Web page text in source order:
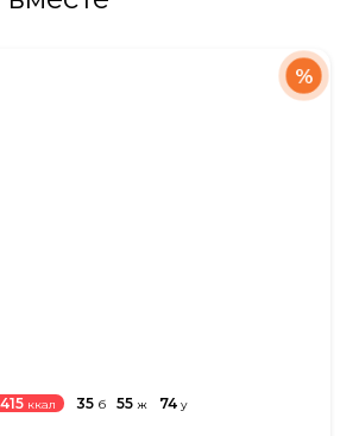
415 ккал 35б 55 ж 74у
%